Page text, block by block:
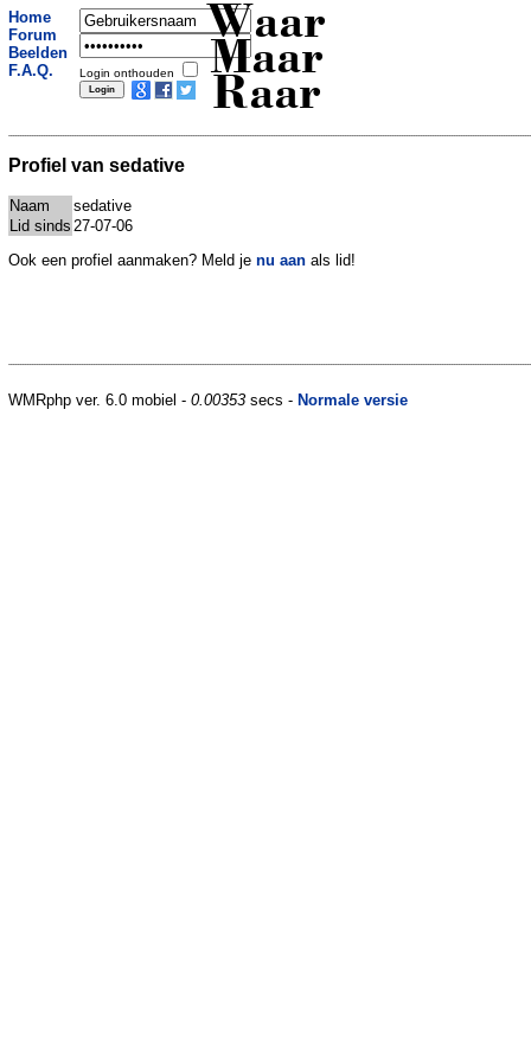
Home
Forum
Beelden
F.A.Q.
Login onthouden
Waar
Maar
Raar
Profiel van sedative
Naam
sedative
Lid sinds 27-07-06
Ook een profiel aanmaken? Meld je nu aan als lid!
WMRphp ver. 6.0 mobiel - 0.00353 secs - Normale versie